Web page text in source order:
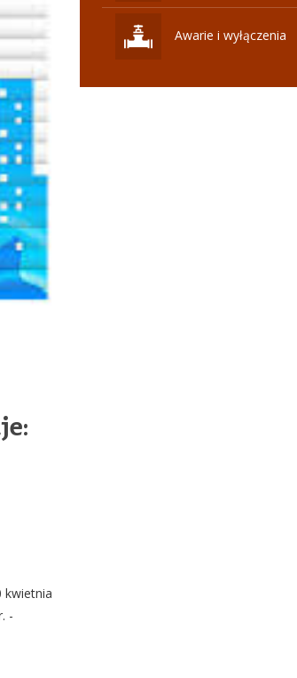
kwietnia
-
Awarie i wyłączenia